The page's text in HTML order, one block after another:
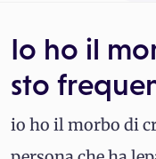
Io ho il
sto
io ho il morbo di